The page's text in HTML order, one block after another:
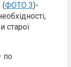
(ФОТО 3)-
старої
по